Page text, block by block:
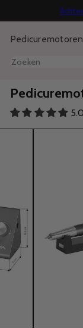
naar
inhoud
Zoeken